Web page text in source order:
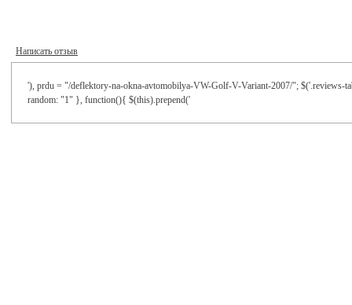
Написать отзыв
'), prdu = "/deflektory-na-okna-avtomobilya-VW-Golf-V-Variant-2007/"; $('.reviews-
random: "1" }, function(){ $(this).prepend('